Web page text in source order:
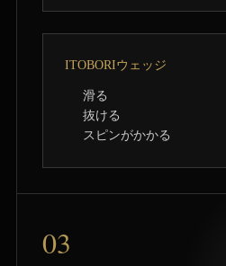
ITOBORIウェッジ
滑る
抜ける
スピンがかかる
03